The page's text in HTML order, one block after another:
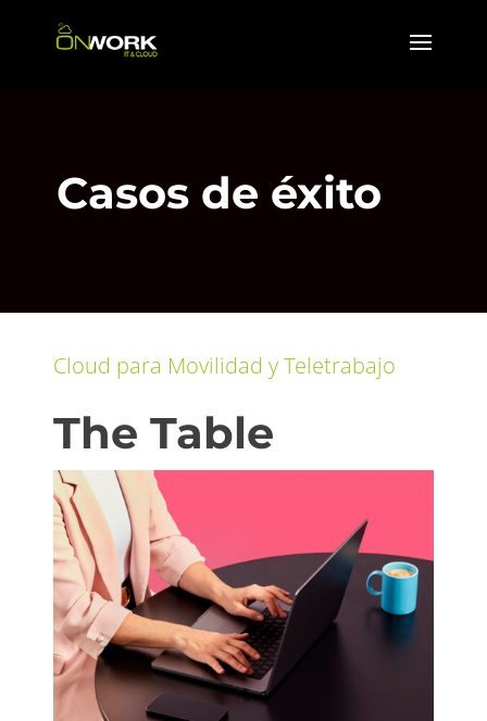
Casos de éxito
Cloud para Movilidad y Teletrabajo
The Table